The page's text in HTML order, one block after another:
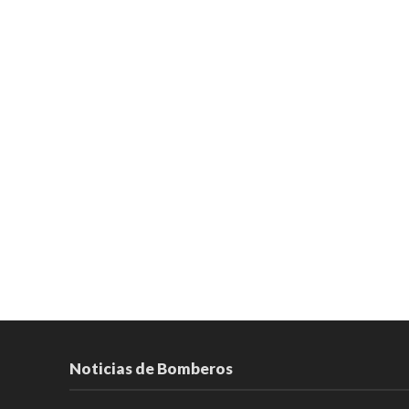
Noticias de Bomberos